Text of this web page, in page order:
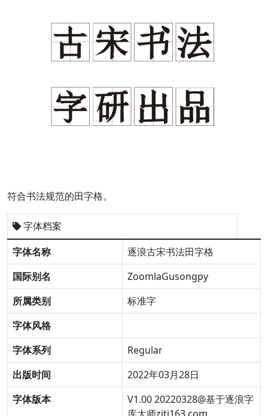
符合书法规范的田字格。
字体档案
字体名称
逐浪古宋书法田字格
国际别名
ZoomlaGusongpy
所属类别
标准字
字体风格
字体系列
Regular
出版时间
2022年03月28日
字体版本
V1.00 20220328@基于逐浪字